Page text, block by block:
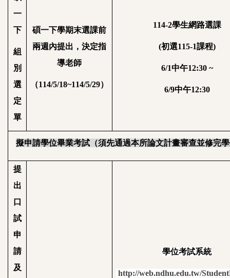
一
下
組
別
選
定
單
碩一下學期末選課前
兩週內提出，決定指
導老師
（114/5/18~114/5/29）
114-2學生網路選課
(初選115-1課程)
6/1中午12:30 ~
6/9中午12:30
擬申請學位畢業考試（須先通過本所論文計畫審查並修完
提
出
口
試
申
請
及
學位考試系統
http://web.ndhu.edu.tw/